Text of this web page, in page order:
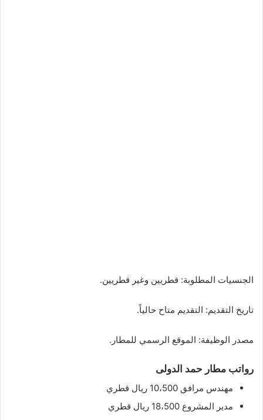
الجنسيات المطلوبة: قطريين وغير قطريين.
تاريخ التقديم: التقديم متاح حالياً.
مصدر الوظيفة: الموقع الرسمي للمطار.
رواتب مطار حمد الدولى
مهندس مرافق 10،500 ريال قطري
مدير المشروع 18،500 ريال قطري